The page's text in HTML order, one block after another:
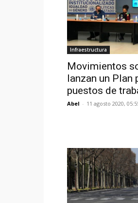
Infraestructura
Movimientos
lanzan un Plan
puestos de
Abel - 11 agosto 2020,